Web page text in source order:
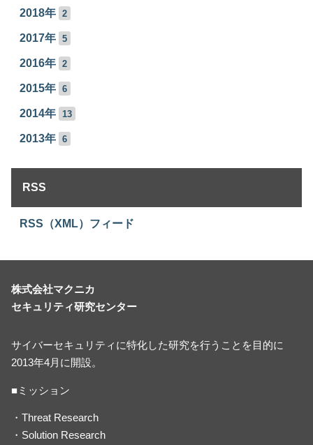
2018年 2
2017年 5
2016年 2
2015年 6
2014年 13
2013年 6
RSS
RSS（XML）フィード
株式会社マクニカ
セキュリティ研究センター
サイバーセキュリティに特化した研究を行うことを目的に
2013年4月に開設。
■ミッション
・Threat Research
・Solution Research